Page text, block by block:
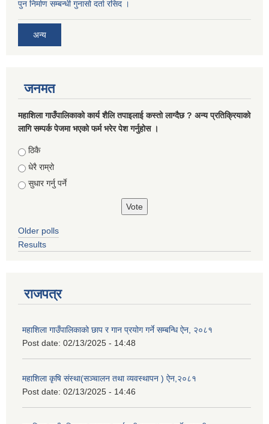
पुन निर्माण सम्बन्धी गुनासो दर्ता रसिद ।
अन्य
जनमत
महाशिला गाउँपालिकाको कार्य शैलि तपाइलाई कस्तो लाग्दैछ ? अन्य प्रतिक्रियाको
लागि सम्पर्क पेजमा भएको फर्म भरेर पेश गर्नुहोस ।
Choices
ठिकै
धेरै राम्रो
सुधार गर्नु पर्ने
Older polls
Results
राजपत्र
महाशिला गाउँपालिकाको छाप र गान प्रयोग गर्ने सम्बन्धि ऐन, २०८१
Post date: 02/13/2025 - 14:48
महाशिला कृषि संस्था(सञ्चालन तथा व्यवस्थापन ) ऐन,२०८१
Post date: 02/13/2025 - 14:46